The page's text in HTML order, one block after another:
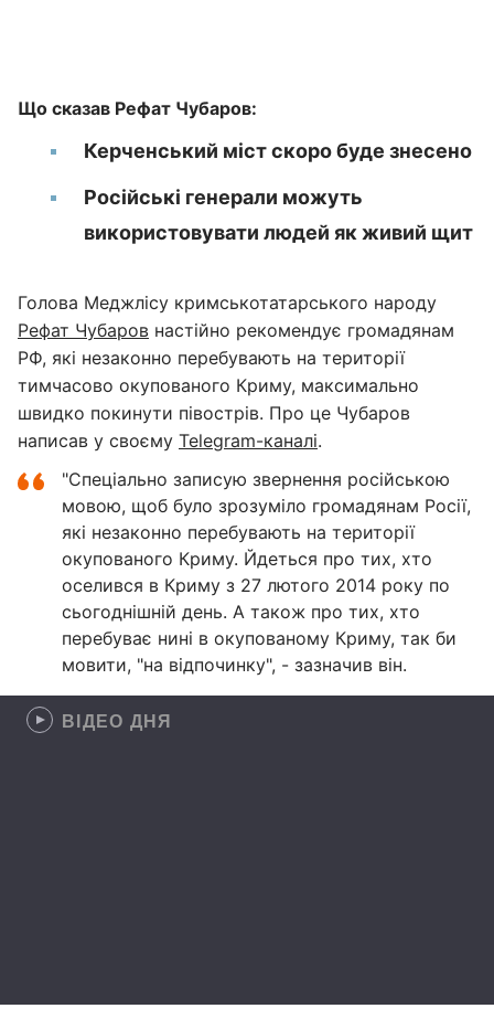
Що сказав Рефат Чубаров:
Керченський міст скоро буде знесено
Російські генерали можуть
використовувати людей як живий щит
Голова Меджлісу кримськотатарського народу
Рефат Чубаров настійно рекомендує громадянам
РФ, які незаконно перебувають на території
тимчасово окупованого Криму, максимально
швидко покинути півострів. Про це Чубаров
написав у своєму Telegram-каналі.
"Спеціально записую звернення російською
мовою, щоб було зрозуміло громадянам Росії,
які незаконно перебувають на території
окупованого Криму. Йдеться про тих, хто
оселився в Криму з 27 лютого 2014 року по
сьогоднішній день. А також про тих, хто
перебуває нині в окупованому Криму, так би
мовити, "на відпочинку", - зазначив він.
ВІДЕО ДНЯ